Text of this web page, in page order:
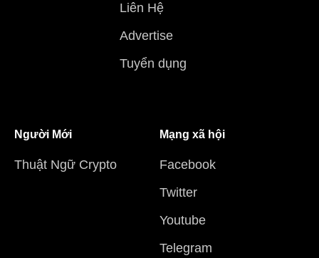
Liên Hệ
Advertise
Tuyển dụng
Người Mới
Thuật Ngữ Crypto
Mạng xã hội
Facebook
Twitter
Youtube
Telegram